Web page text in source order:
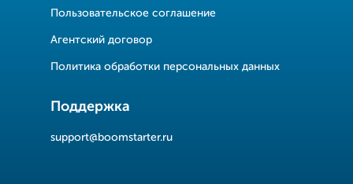
Пользовательское соглашение
Агентский договор
Политика обработки персональных данных
Поддержка
support@boomstarter.ru